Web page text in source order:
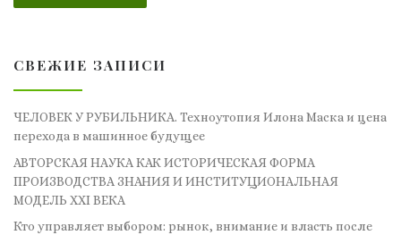
СВЕЖИЕ ЗАПИСИ
ЧЕЛОВЕК У РУБИЛЬНИКА. Техноутопия Илона Маска и цена
перехода в машинное будущее
АВТОРСКАЯ НАУКА КАК ИСТОРИЧЕСКАЯ ФОРМА
ПРОИЗВОДСТВА ЗНАНИЯ И ИНСТИТУЦИОНАЛЬНАЯ
МОДЕЛЬ XXI ВЕКА
Кто управляет выбором: рынок, внимание и власть после